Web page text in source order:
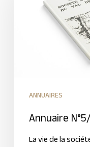
ANNUAIRES
Annuaire
La vie de la